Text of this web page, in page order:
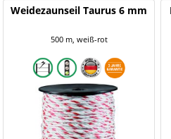
Weidezaunseil Taurus 6 mm
500 m, weiß-rot